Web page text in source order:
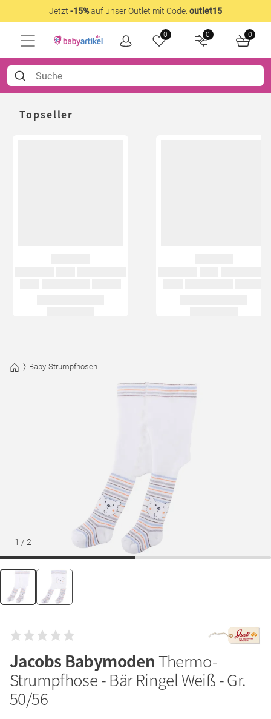
Jetzt -15%auf unser Outlet mit Code: outlet15
0 0 0
Topseller
Baby-Strumpfhosen
1 / 2
Jacobs BabymodenThermo-
Strumpfhose - Bär Ringel Weiß - Gr.
50/56